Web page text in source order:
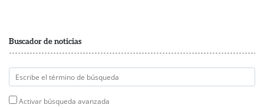
Buscador de noticias
Activar búsqueda avanzada